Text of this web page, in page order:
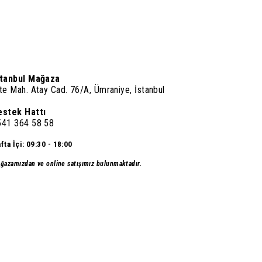
Mağaza
Mah. Atay Cad. 76/A, Ümraniye, İstanbul
Hattı
364 58 58
İçi: 09:30 - 18:00
ve online satışımız bulunmaktadır.